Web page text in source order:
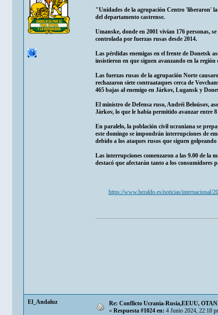
"Unidades de la agrupación Centro 'liberaron' la
del departamento castrense.
Umanske, donde en 2001 vivían 176 personas,
controlada por fuerzas rusas desde 2014.
Las pérdidas enemigas en el frente de Donetsk
insistieron en que siguen avanzando en la región
Las fuerzas rusas de la agrupación Norte
rechazaron siete contraataques cerca de
465 bajas al enemigo en Járkov, Lugansk y
El ministro de Defensa ruso, Andréi Beloúsov,
Járkov, lo que le había permitido avanzar entre
En paralelo, la población civil ucraniana se
este domingo se impondrán interrupciones de
debido a los ataques rusos que siguen
Las interrupciones comenzaron a las 9.00 de la
destacó que afectarán tanto a los consumidores
https://www.heraldo.es/noticias/internacional/
El_Andaluz
Re: Conflicto Ucrania-Rusia,EEUU,
«Respuesta #1024 en:4 Junio 2024, 22:18